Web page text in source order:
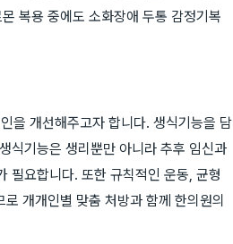
복용 중에도 소화장애 두통 감정기복
을 개선해주고자 합니다. 생식기능을 담
식기능은 생리뿐만 아니라 추후 임신과
필요합니다. 또한 규칙적인 운동, 균형
개개인별 맞춤 처방과 함께 한의원의